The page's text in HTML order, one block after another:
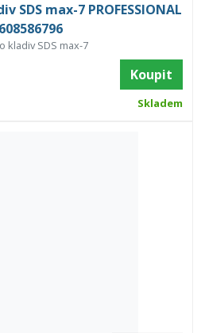
SDS max-7 PROFESSIONAL
kladiv SDS max-7
Koupit
Skladem